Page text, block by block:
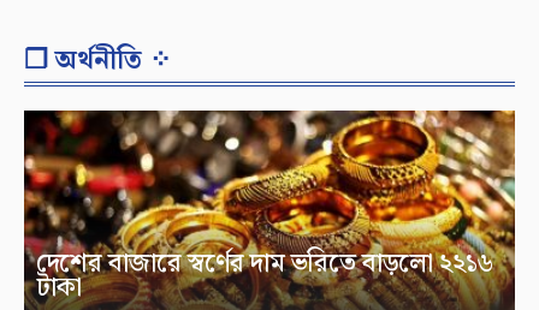
❐ অর্থনীতি ⁘
দেশের বাজারে স্বর্ণের দাম ভরিতে বাড়লো ২২১৬
টাকা